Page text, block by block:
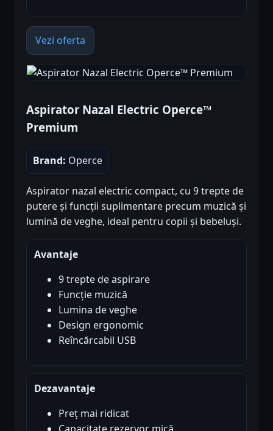
Vezi oferta
Aspirator Nazal Electric Operce™
Premium
Brand: Operce
Aspirator nazal electric compact, cu 9 trepte de
putere și funcții suplimentare precum muzică și
lumină de veghe, ideal pentru copii și bebeluși.
Avantaje
9 trepte de aspirare
Funcție muzică
Lumina de veghe
Design ergonomic
Reîncărcabil USB
Dezavantaje
Preț mai ridicat